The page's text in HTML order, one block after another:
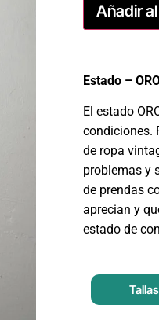
Añadir
Estado –
El estado
condiciones.
de ropa
problemas y
de prendas
aprecian y
estado de
Tallas